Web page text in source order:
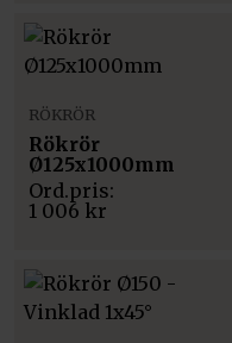
RÖKRÖR
Rökrör
Ø125x1000mm
1 006 kr